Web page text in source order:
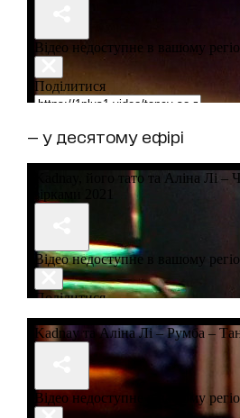
— у десятому ефірі